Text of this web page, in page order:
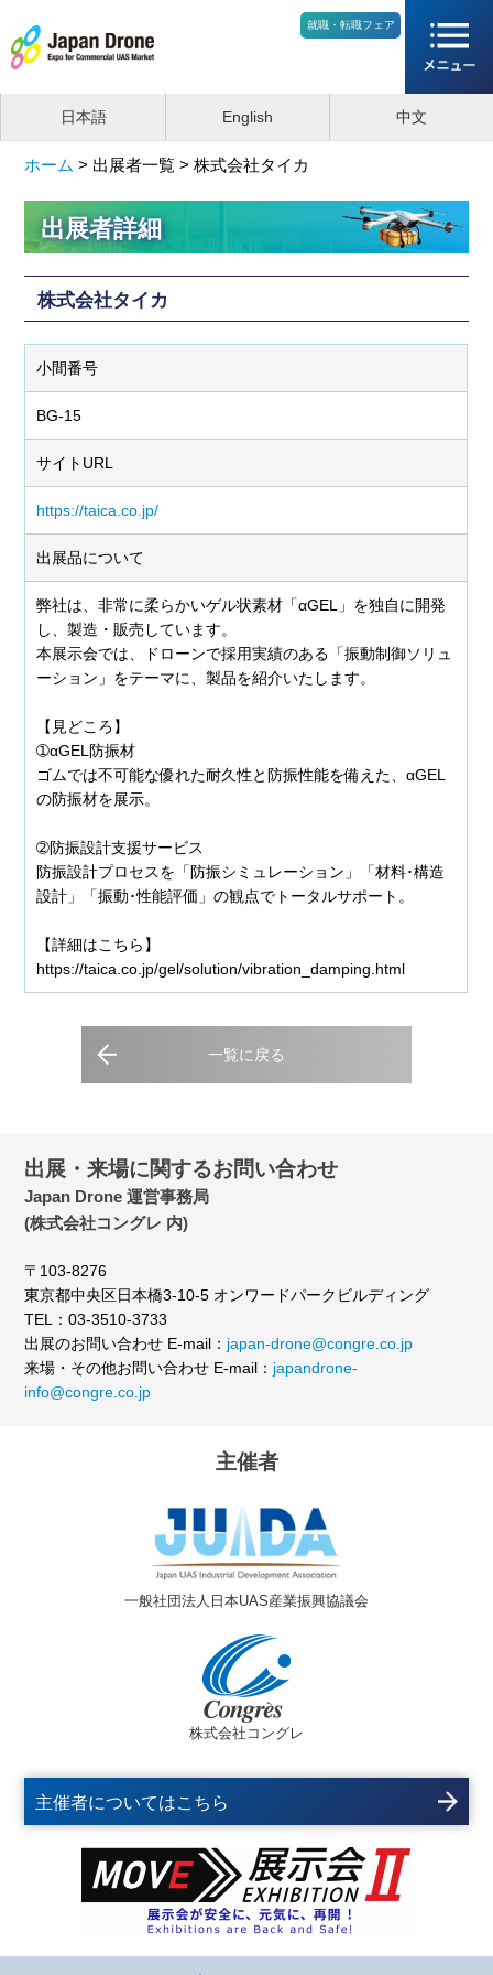
就職・転職フェア
日本語 English 中文
ホーム > 出展者一覧 > 株式会社タイカ
出展者詳細
株式会社タイカ
小間番号
BG-15
サイトURL
https://taica.co.jp/
出展品について
弊社は、非常に柔らかいゲル状素材「αGEL」を独自に開発
し、製造・販売しています。
本展示会では、ドローンで採用実績のある「振動制御ソリュ
ーション」をテーマに、製品を紹介いたします。
【見どころ】
➀αGEL防振材
ゴムでは不可能な優れた耐久性と防振性能を備えた、αGEL
の防振材を展示。
➁防振設計支援サービス
防振設計プロセスを「防振シミュレーション」「材料･構造
設計」「振動･性能評価」の観点でトータルサポート。
【詳細はこちら】
https://taica.co.jp/gel/solution/vibration_damping.html
一覧に戻る
出展・来場に関するお問い合わせ
Japan Drone 運営事務局
(株式会社コングレ 内)
〒103-8276
東京都中央区日本橋3-10-5 オンワードパークビルディング
TEL：03-3510-3733
出展のお問い合わせ E-mail： japan-drone@congre.co.jp
来場・その他お問い合わせ E-mail： japandrone-
info@congre.co.jp
主催者
一般社団法人日本UAS産業振興協議会
株式会社コングレ
主催者についてはこちら